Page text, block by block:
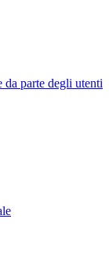
parte degli utenti